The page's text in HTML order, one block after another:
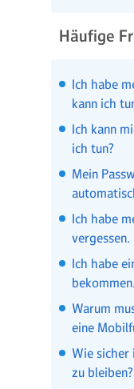
Häufige
Ich habe
kann ich
Ich kann
ich tun?
Mein
Ich habe
vergessen.
Ich habe
bekommen.
Warum
eine
Wie
zu bleiben?